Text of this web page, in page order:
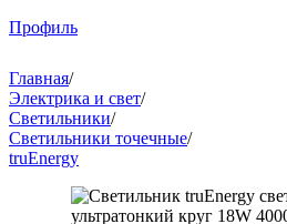
Профиль
Главная/
Электрика и свет/
Светильники/
Светильники точечные/
truEnergy